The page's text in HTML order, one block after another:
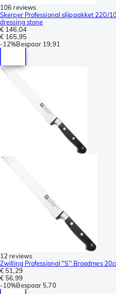
106 reviews
Skerper Professional slijppakket 220/
dressing stone
€ 146,04
€ 165,95
-12%Bespaar 19,91
12 reviews
Zwilling Professional ''S'' Broodmes
€ 51,29
€ 56,99
-10%Bespaar 5,70